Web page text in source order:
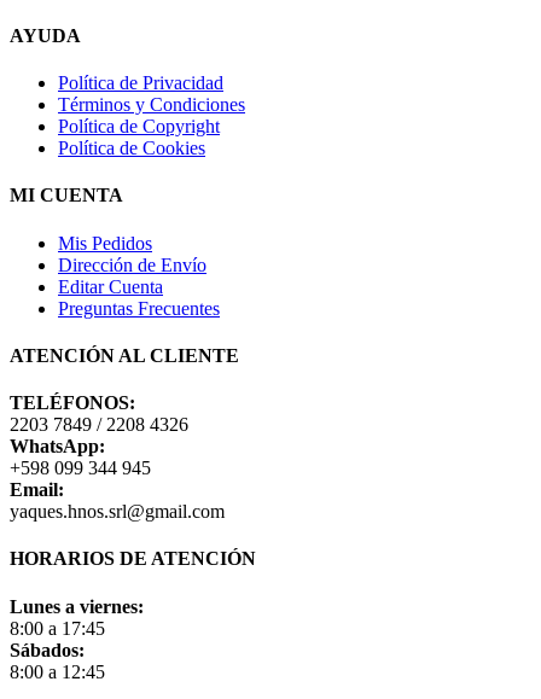
AYUDA
Política de Privacidad
Términos y Condiciones
Política de Copyright
Política de Cookies
MI CUENTA
Mis Pedidos
Dirección de Envío
Editar Cuenta
Preguntas Frecuentes
ATENCIÓN AL CLIENTE
TELÉFONOS:
2203 7849 / 2208 4326
WhatsApp:
+598 099 344 945
Email:
yaques.hnos.srl@gmail.com
HORARIOS DE ATENCIÓN
Lunes a viernes:
8:00 a 17:45
Sábados:
8:00 a 12:45